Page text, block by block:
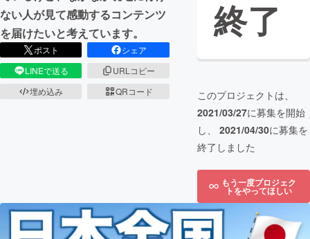
ない人が見て感動するコンテンツ
を届けたいと考えています。
ポスト
シェア
LINEで送る
URLコピー
埋め込み
QRコード
終了
このプロジェクトは、
2021/03/27に募集を開始
し、 2021/04/30に募集を
終了しました
もう一度プロジェク
トをやってほしい